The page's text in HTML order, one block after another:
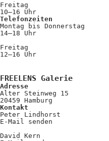
Freitag
10–16 Uhr
Telefonzeiten
Montag bis Donnerstag
14–18 Uhr
Freitag
12–16 Uhr
FREELENS Galerie
Adresse
Alter Steinweg 15
20459 Hamburg
Kontakt
Peter Lindhorst
E-Mail senden
David Kern